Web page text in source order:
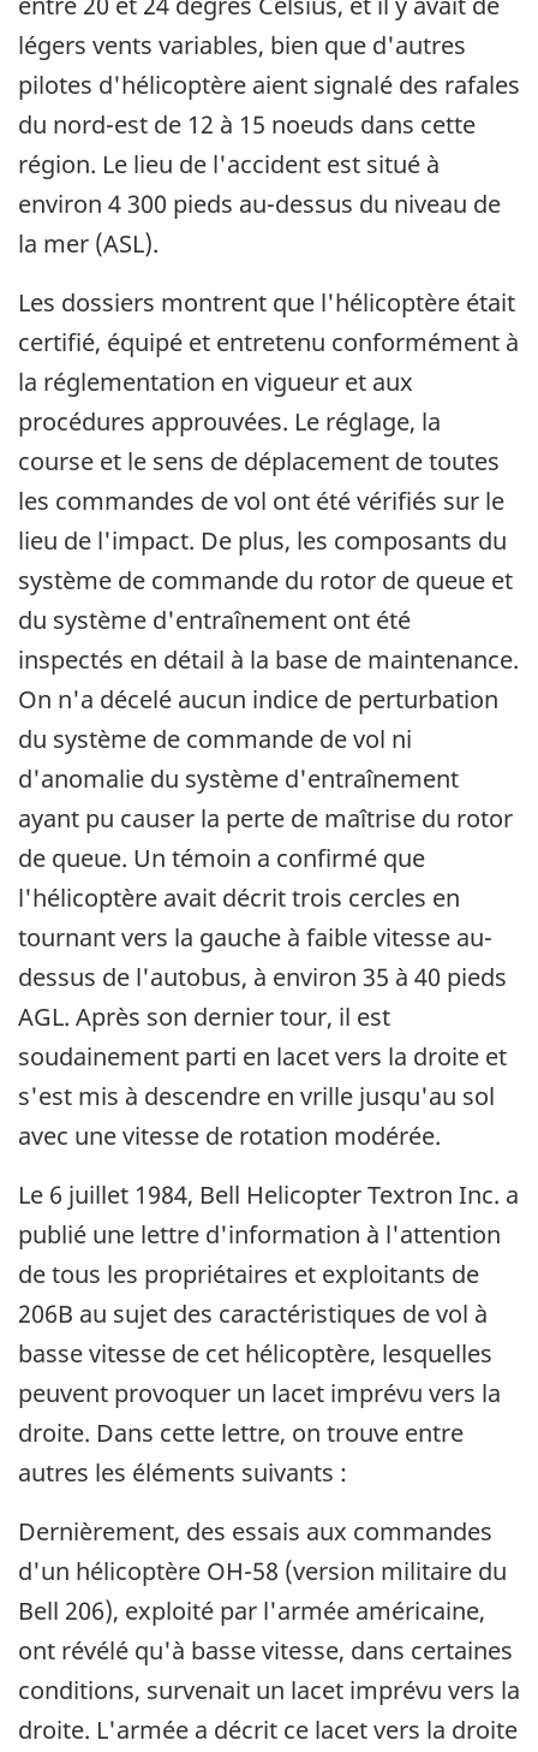
légers vents variables, bien que d'autres
pilotes d'hélicoptère aient signalé des rafales
du nord-est de 12 à 15 noeuds dans cette
région. Le lieu de l'accident est situé à
environ 4 300 pieds au-dessus du niveau de
la mer (ASL).
Les dossiers montrent que l'hélicoptère était
certifié, équipé et entretenu conformément à
la réglementation en vigueur et aux
procédures approuvées. Le réglage, la
course et le sens de déplacement de toutes
les commandes de vol ont été vérifiés sur le
lieu de l'impact. De plus, les composants du
système de commande du rotor de queue et
du système d'entraînement ont été
inspectés en détail à la base de maintenance.
On n'a décelé aucun indice de perturbation
du système de commande de vol ni
d'anomalie du système d'entraînement
ayant pu causer la perte de maîtrise du rotor
de queue. Un témoin a confirmé que
l'hélicoptère avait décrit trois cercles en
tournant vers la gauche à faible vitesse au-
dessus de l'autobus, à environ 35 à 40 pieds
AGL. Après son dernier tour, il est
soudainement parti en lacet vers la droite et
s'est mis à descendre en vrille jusqu'au sol
avec une vitesse de rotation modérée.
Le 6 juillet 1984, Bell Helicopter Textron Inc. a
publié une lettre d'information à l'attention
de tous les propriétaires et exploitants de
206B au sujet des caractéristiques de vol à
basse vitesse de cet hélicoptère, lesquelles
peuvent provoquer un lacet imprévu vers la
droite. Dans cette lettre, on trouve entre
autres les éléments suivants :
Dernièrement, des essais aux commandes
d'un hélicoptère OH-58 (version militaire du
Bell 206), exploité par l'armée américaine,
ont révélé qu'à basse vitesse, dans certaines
conditions, survenait un lacet imprévu vers la
droite. L'armée a décrit ce lacet vers la droite